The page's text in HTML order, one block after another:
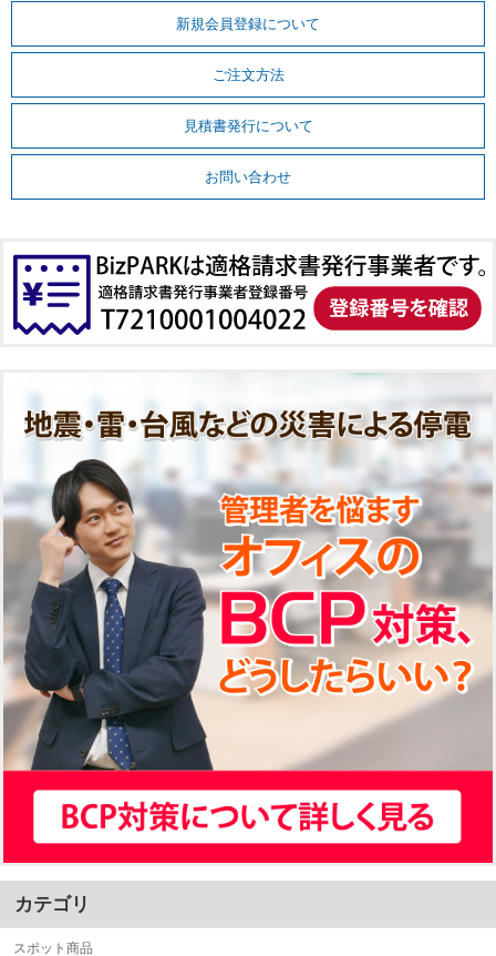
新規会員登録について
ご注文方法
見積書発行について
お問い合わせ
カテゴリ
スポット商品